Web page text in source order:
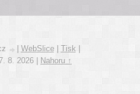
WebSlice Tisk
8. 2026
Nahoru ↑